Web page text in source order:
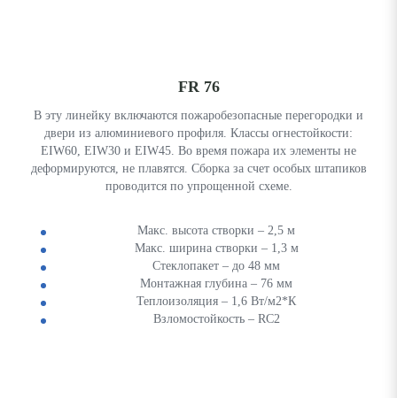
FR 76
В эту линейку включаются пожаробезопасные перегородки и
двери из алюминиевого профиля. Классы огнестойкости:
EIW60, EIW30 и EIW45. Во время пожара их элементы не
деформируются, не плавятся. Сборка за счет особых штапиков
проводится по упрощенной схеме.
Макс. высота створки – 2,5 м
Макс. ширина створки – 1,3 м
Стеклопакет – до 48 мм
Монтажная глубина – 76 мм
Теплоизоляция – 1,6 Вт/м2*К
Взломостойкость – RC2